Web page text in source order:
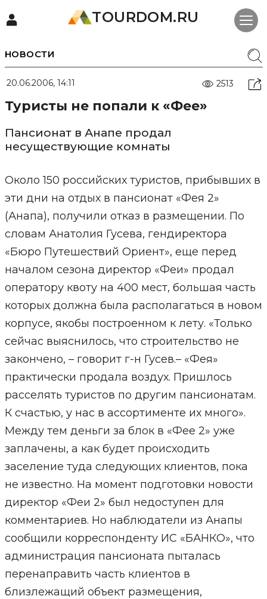
TOURDOM.RU
НОВОСТИ
20.06.2006, 14:11 2513
Туристы не попали к «Фее»
Пансионат в Анапе продал
несуществующие комнаты
Около 150 российских туристов, прибывших в
эти дни на отдых в пансионат «Фея 2»
(Анапа), получили отказ в размещении. По
словам Анатолия Гусева, гендиректора
«Бюро Путешествий Ориент», еще перед
началом сезона директор «Феи» продал
оператору квоту на 400 мест, большая часть
которых должна была располагаться в новом
корпусе, якобы построенном к лету. «Только
сейчас выяснилось, что строительство не
закончено, – говорит г-н Гусев.– «Фея»
практически продала воздух. Пришлось
расселять туристов по другим пансионатам.
К счастью, у нас в ассортименте их много».
Между тем деньги за блок в «Фее 2» уже
заплачены, а как будет происходить
заселение туда следующих клиентов, пока
не известно. На момент подготовки новости
директор «Феи 2» был недоступен для
комментариев. Но наблюдатели из Анапы
сообщили корреспонденту ИС «БАНКО», что
администрация пансионата пыталась
перенаправить часть клиентов в
близлежащий объект размещения,